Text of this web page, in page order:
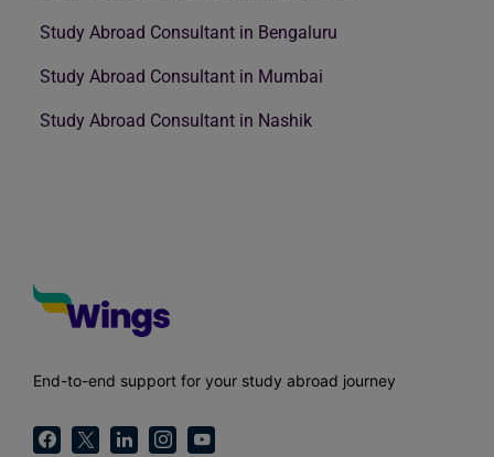
Study Abroad Consultant in Bengaluru
Study Abroad Consultant in Mumbai
Study Abroad Consultant in Nashik
End-to-end support for your study abroad journey